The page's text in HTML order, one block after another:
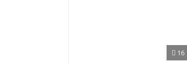
16